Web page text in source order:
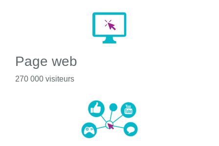
Page web
270 000 visiteurs